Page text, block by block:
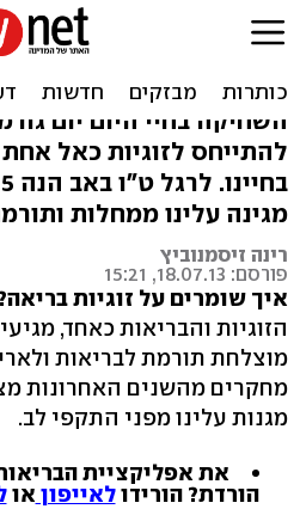
סיבות לזוגיות
השחיקה בחיי היום יום
להתייחס לזוגיות כאל
מגינה עלינו ממחלות
רינה זיסמנוביץ
פורסם: 18.07.13, 15:21
איך שומרים על זוגיות
הזוגיות והבריאות כאחד,
מוצלחת תורמת לבריאות
מחקרים מהשנים האחרונות
מגנות עלינו מפני התקפי לב.
את אפליקציית
הורדת? הורידולאייפון או